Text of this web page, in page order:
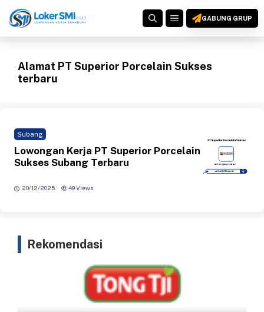
ke
MENUGABUNG GRUP
Alamat PT Superior Porcelain Sukses
terbaru
Subang
Lowongan Kerja PT Superior Porcelain
Sukses Subang Terbaru
20/12/2025 · 49 Views
Rekomendasi